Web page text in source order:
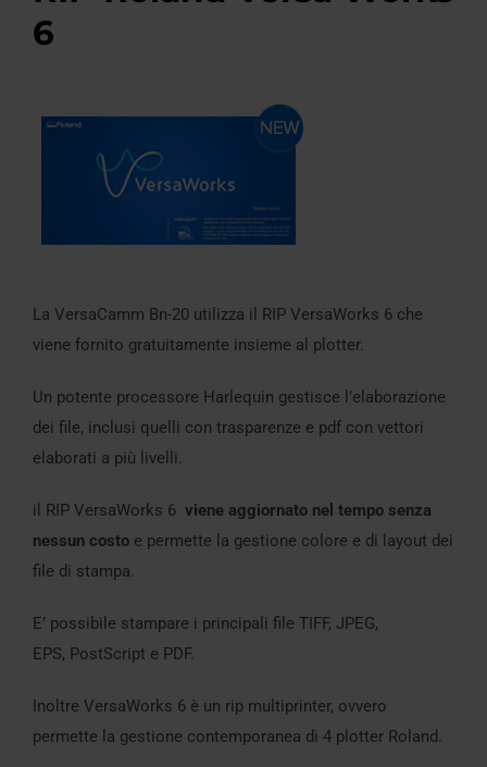
6
La VersaCamm Bn-20 utilizza il RIP VersaWorks 6 che
viene fornito gratuitamente insieme al plotter.
Un potente processore Harlequin gestisce l’elaborazione
dei file, inclusi quelli con trasparenze e pdf con vettori
elaborati a più livelli.
il RIP VersaWorks 6 viene aggiornato nel tempo senza
nessun costo e permette la gestione colore e di layout dei
file di stampa.
E’ possibile stampare i principali file TIFF, JPEG,
EPS, PostScript e PDF.
Inoltre VersaWorks 6 è un rip multiprinter, ovvero
permette la gestione contemporanea di 4 plotter Roland.